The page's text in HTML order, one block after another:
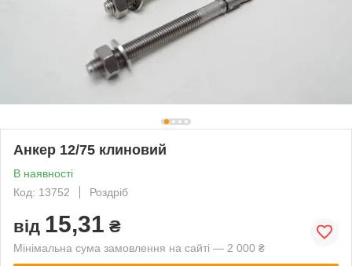
Анкер 12/75 клиновий
В наявності
Код: 13752
Роздріб
від 15,31 ₴
Мінімальна сума замовлення на сайті — 2 000 ₴